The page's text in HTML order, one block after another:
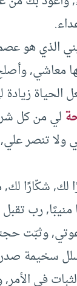
الذي هو
معاشي,
الحياة
لي من كل
ولا تنصر
لك, شكّارًا
منيبًا, رب
وثبّت
سخيمة
في